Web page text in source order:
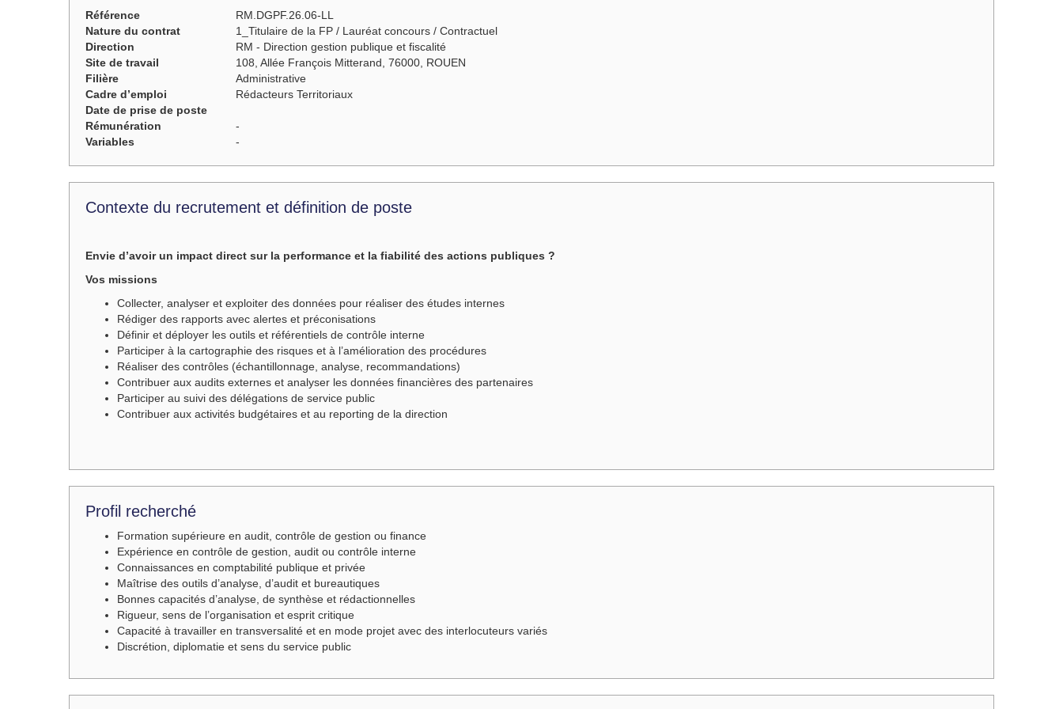
Référence
RM.DGPF.26.06-LL
Nature du contrat
1_Titulaire de la FP / Lauréat concours / Contractuel
Direction
RM - Direction gestion publique et fiscalité
Site de travail
108, Allée François Mitterand, 76000, ROUEN
Filière
Administrative
Cadre d’emploi
Rédacteurs Territoriaux
Date de prise de poste
Rémunération
-
Variables
-
Contexte du recrutement et définition de poste
Envie d’avoir un impact direct sur la performance et la fiabilité des actions publiques ?
Vos missions
Collecter, analyser et exploiter des données pour réaliser des études internes
Rédiger des rapports avec alertes et préconisations
Définir et déployer les outils et référentiels de contrôle interne
Participer à la cartographie des risques et à l’amélioration des procédures
Réaliser des contrôles (échantillonnage, analyse, recommandations)
Contribuer aux audits externes et analyser les données financières des partenaires
Participer au suivi des délégations de service public
Contribuer aux activités budgétaires et au reporting de la direction
Profil recherché
Formation supérieure en audit, contrôle de gestion ou finance
Expérience en contrôle de gestion, audit ou contrôle interne
Connaissances en comptabilité publique et privée
Maîtrise des outils d’analyse, d’audit et bureautiques
Bonnes capacités d’analyse, de synthèse et rédactionnelles
Rigueur, sens de l’organisation et esprit critique
Capacité à travailler en transversalité et en mode projet avec des interlocuteurs variés
Discrétion, diplomatie et sens du service public